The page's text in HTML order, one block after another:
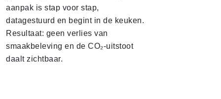
aanpak is stap voor stap,
datagestuurd en begint in de keuken.
Resultaat: geen verlies van
smaakbeleving en de CO₂-uitstoot
daalt zichtbaar.